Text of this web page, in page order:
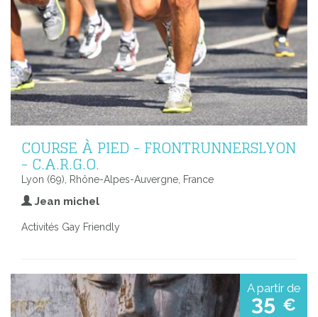
COURSE À PIED - FRONTRUNNERSLYON
- C.A.R.G.O.
Lyon (69), Rhône-Alpes-Auvergne, France
Jean michel
Activités Gay Friendly
A partir de
35 €